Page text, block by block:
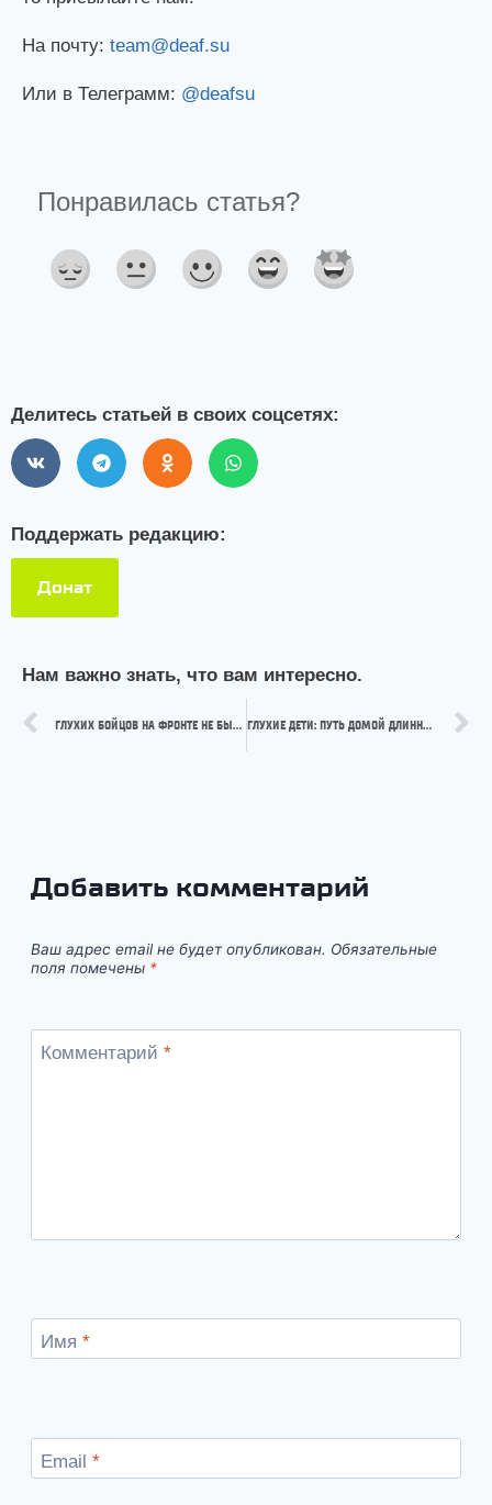
На почту: team@deaf.su
Или в Телеграмм: @deafsu
Делитесь статьей в своих соцсетях:
Поддержать редакцию:
Донат
Нам важно знать, что вам интересно.
ГЛУХИХ БОЙЦОВ НА ФРОНТЕ НЕ БЫЛО: ДА ИЛИ НЕТ? ГЛУХИЕ ДЕТИ: ПУТЬ ДОМОЙ ДЛИННОЙ В 4 ГОДА
Добавить комментарий
Ваш адрес email не будет опубликован. Обязательные
поля помечены *
Комментарий *
Имя *
Email *